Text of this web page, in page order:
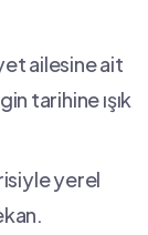
ailesine ait
⁣tarihine ışık
yerel